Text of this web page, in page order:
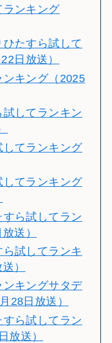
ランキング
たすら試して
日放送）
キング（2025
してランキン
てランキング
てランキング
ら試してラン
送）
試してランキ
）
キングサタデ
28日放送）
ら試してラン
放送）